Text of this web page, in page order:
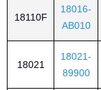
18110F
18016-
AB010
18021
18021-
89900